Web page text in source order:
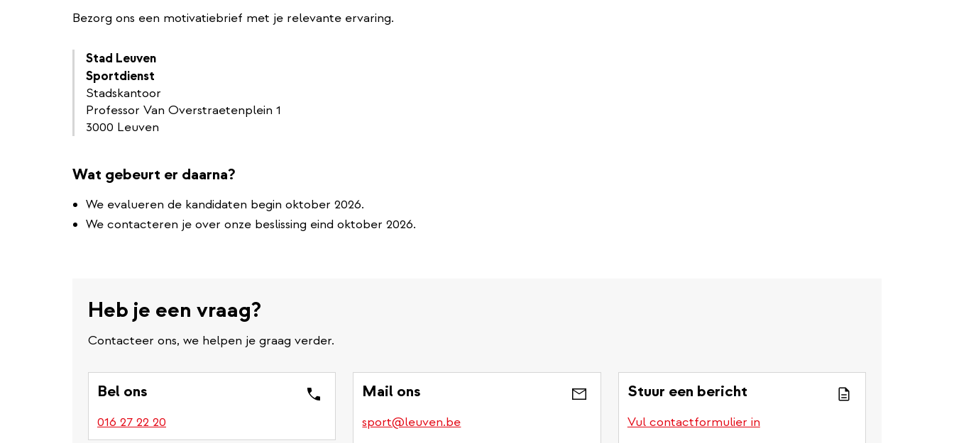
Bezorg ons een motivatiebrief met je relevante ervaring.
Stad Leuven
Sportdienst
Stadskantoor
Professor Van Overstraetenplein 1
3000 Leuven
Wat gebeurt er daarna?
We evalueren de kandidaten begin oktober 2026.
We contacteren je over onze beslissing eind oktober 2026.
Heb je een vraag?
Contacteer ons, we helpen je graag verder.
Bel ons
016 27 22 20
Mail ons
sport@leuven.be
Stuur een bericht
Vul contactformulier in